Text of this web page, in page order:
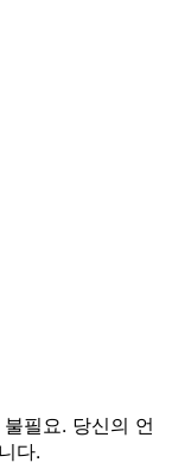
필요. 당신의 언
다.